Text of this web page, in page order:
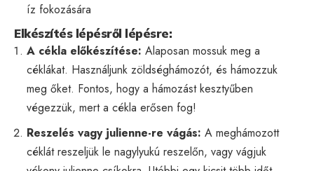
íz fokozására
Elkészítés lépésről lépésre:
A cékla előkészítése: Alaposan mossuk meg a
céklákat. Használjunk zöldséghámozót, és hámozzuk
meg őket. Fontos, hogy a hámozást kesztyűben
végezzük, mert a cékla erősen fog!
Reszelés vagy julienne-re vágás: A meghámozott
céklát reszeljük le nagylyukú reszelőn, vagy vágjuk